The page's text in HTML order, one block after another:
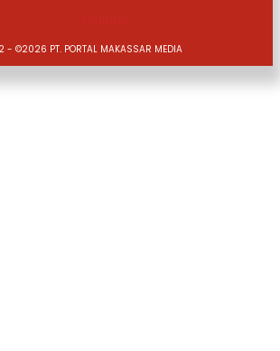
©2026 PT. PORTAL MAKASSAR MEDIA